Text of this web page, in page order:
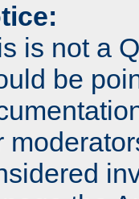
is not a
be